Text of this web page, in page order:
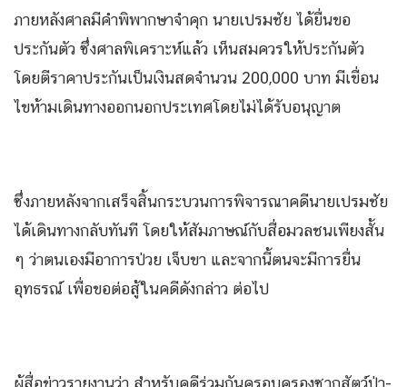
ภายหลังศาลมีคำพิพากษาจำคุก นายเปรมชัย ได้ยื่นขอ
ประกันตัว ซึ่งศาลพิเคราะห์แล้ว เห็นสมควรให้ประกันตัว
โดยตีราคาประกันเป็นเงินสดจำนวน 200,000 บาท มีเขื่อน
ไขห้ามเดินทางออกนอกประเทศโดยไม่ได้รับอนุญาต
ซึ่งภายหลังจากเสร็จสิ้นกระบวนการพิจารณาคดีนายเปรมชัย
ได้เดินทางกลับทันที โดยให้สัมภาษณ์กับสื่อมวลชนเพียงสั้น
ๆ ว่าตนเองมีอาการป่วย เจ็บขา และจากนี้ตนจะมีการยื่น
อุทธรณ์ เพื่อขอต่อสู้ในคดีดังกล่าว ต่อไป
ผู้สื่อข่าวรายงานว่า สำหรับคดีร่วมกันครอบครองซากสัตว์ป่า-